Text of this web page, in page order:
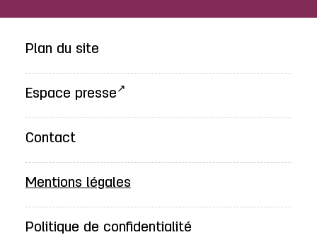
Plan du site
Espace presse
Contact
Mentions légales
Politique de confidentialité